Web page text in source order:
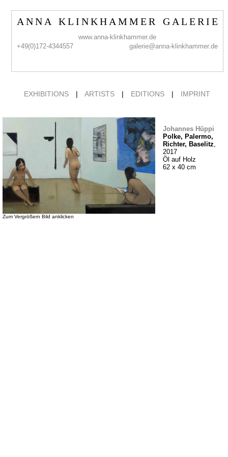
A N N A K L I N K H A M M E R G A L E R I E
www.anna-klinkhammer.de
+49(0)172-4344557
galerie@anna-klinkhammer.de
EXHIBITIONS | ARTISTS | EDITIONS | IMPRINT
Zum Vergrößern Bild anklicken
Johannes Hüppi
Polke, Palermo,
Richter, Baselitz,
2017
Öl auf Holz
62 x 40 cm